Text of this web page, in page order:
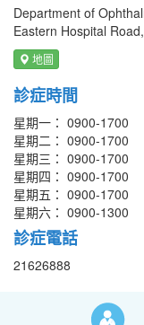
Department of
Eastern Hospital
地圖
診症時間
星期一： 0900-1700
星期二： 0900-1700
星期三： 0900-1700
星期四： 0900-1700
星期五： 0900-1700
星期六： 0900-1300
診症電話
21626888